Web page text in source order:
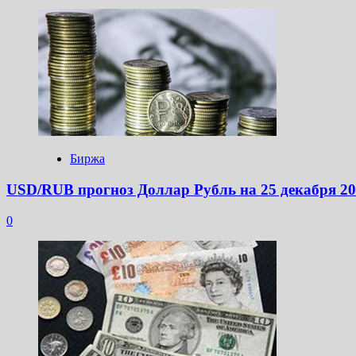
Биржа
USD/RUB прогноз Доллар Рубль на 25 декабря
0